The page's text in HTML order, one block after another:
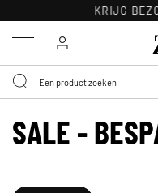
30 DAGEN
Menu
SALE -